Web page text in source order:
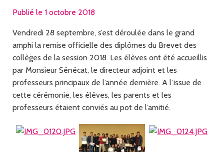
Publié le 1 octobre 2018
Vendredi 28 septembre, s’est déroulée dans le grand
amphi la remise officielle des diplômes du Brevet des
collèges de la session 2018. Les élèves ont été accueillis
par Monsieur Sénécat, le directeur adjoint et les
professeurs principaux de l’année dernière. A l’issue de
cette cérémonie, les élèves, les parents et les
professeurs étaient conviés au pot de l’amitié.